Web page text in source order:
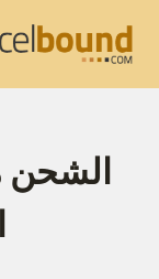
إلى
الشحن